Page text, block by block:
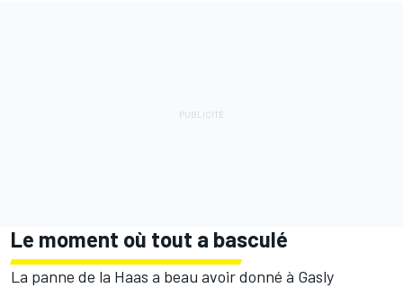
Le moment où tout a basculé
La panne de la Haas a beau avoir donné à Gasly